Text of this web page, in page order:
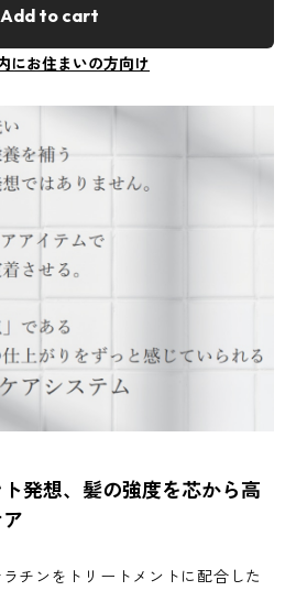
Add to cart
にお住まいの方向け
発想、髪の強度を芯から高
チンをトリートメントに配合した